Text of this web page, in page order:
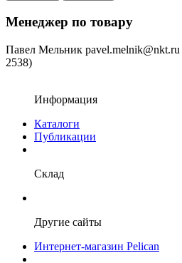
Менеджер по товару
Павел Мельник pavel.melnik@nkt.ru
2538)
Информация
Каталоги
Публикации
Склад
Другие сайты
Интернет-магазин Pelican